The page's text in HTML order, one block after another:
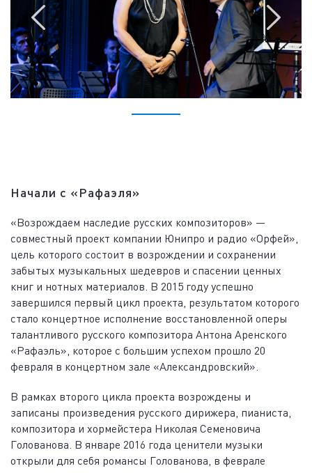
Начали с «Рафаэля»
«Возрождаем наследие русских композиторов» —
совместный проект компании Юнипро и радио «Орфей»,
цель которого состоит в возрождении и сохранении
забытых музыкальных шедевров и спасении ценных
книг и нотных материалов. В 2015 году успешно
завершился первый цикл проекта, результатом которого
стало концертное исполнение восстановленной оперы
талантливого русского композитора Антона Аренского
«Рафаэль», которое с большим успехом прошло 20
февраля в концертном зале «Александровский».
В рамках второго цикла проекта возрождены и
записаны произведения русского дирижера, пианиста,
композитора и хормейстера Николая Семеновича
Голованова. В январе 2016 года ценители музыки
открыли для себя романсы Голованова, в феврале